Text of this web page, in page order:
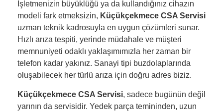
İşletmenizin büyüklüğü ya da kullandığınız cihazın
modeli fark etmeksizin, Küçükçekmece CSA Servisi
uzman teknik kadrosuyla en uygun çözümleri sunar.
Hızlı arıza tespiti, yerinde müdahale ve müşteri
memnuniyeti odaklı yaklaşımımızla her zaman bir
telefon kadar yakınız. Sanayi tipi buzdolaplarında
oluşabilecek her türlü arıza için doğru adres biziz.
Küçükçekmece CSA Servisi, sadece bugünün değil
yarının da servisidir. Yedek parça temininden, uzun